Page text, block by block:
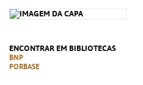
ENCONTRAR EM BIBLIOTECAS
BNP
PORBASE